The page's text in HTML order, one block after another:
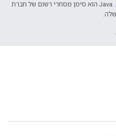
.‏ Java הוא סימן מסחרי רשום של חברת